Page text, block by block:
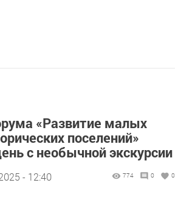
«Развитие малых
поселений»
с необычной экскурсии
- 12:40 774 0 0